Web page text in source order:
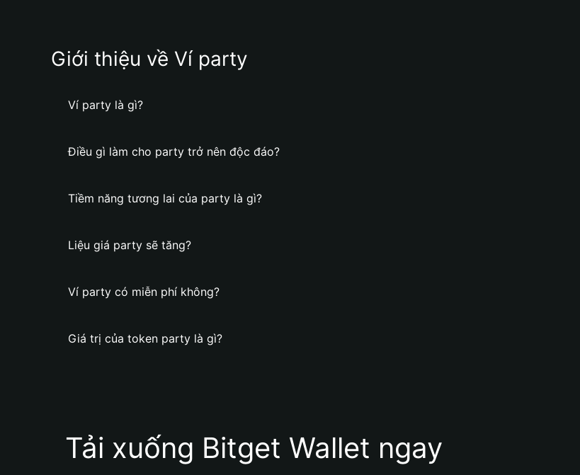
Giới thiệu về Ví party
Ví party là gì?
Điều gì làm cho party trở nên độc đáo?
Tiềm năng tương lai của party là gì?
Liệu giá party sẽ tăng?
Ví party có miễn phí không?
Giá trị của token party là gì?
Tải xuống Bitget Wallet ngay